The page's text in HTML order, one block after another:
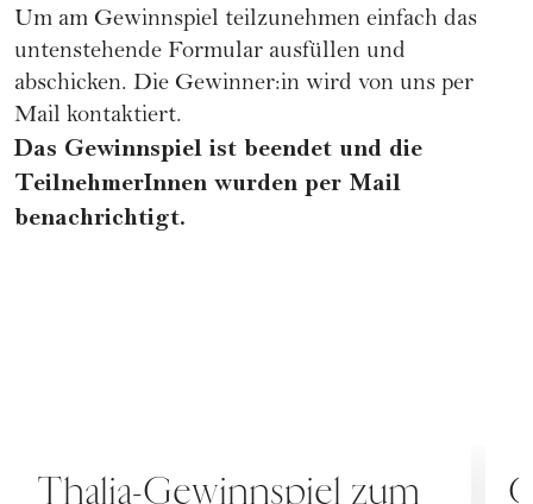
Um am Gewinnspiel teilzunehmen einfach das
untenstehende Formular ausfüllen und
abschicken. Die Gewinner:in wird von uns per
Mail kontaktiert.
Das Gewinnspiel ist beendet und die
TeilnehmerInnen wurden per Mail
benachrichtigt.
Thalia-Gewinnspiel zum